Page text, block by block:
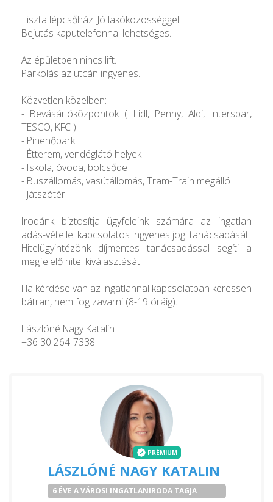
Tiszta lépcsőház. Jó lakóközösséggel.
Bejutás kaputelefonnal lehetséges.
Az épületben nincs lift.
Parkolás az utcán ingyenes.
Közvetlen közelben:
- Bevásárlóközpontok ( Lidl, Penny, Aldi, Interspar,
TESCO, KFC )
- Pihenőpark
- Étterem, vendéglátó helyek
- Iskola, óvoda, bölcsőde
- Buszállomás, vasútállomás, Tram-Train megálló
- Játszótér
Irodánk biztosítja ügyfeleink számára az ingatlan
adás-vétellel kapcsolatos ingyenes jogi tanácsadását
Hitelügyintézönk díjmentes tanácsadással segíti a
megfelelő hitel kiválasztását.
Ha kérdése van az ingatlannal kapcsolatban keressen
bátran, nem fog zavarni (8-19 óráig).
Lászlóné Nagy Katalin
+36 30 264-7338
PRÉMIUM
LÁSZLÓNÉ NAGY KATALIN
6 ÉVE A VÁROSI INGATLANIRODA TAGJA